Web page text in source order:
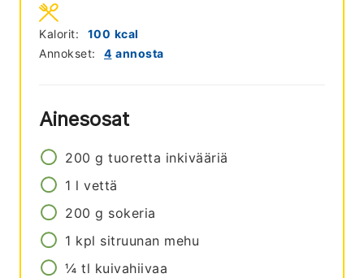
Annokset: 4 annosta
Kalorit: 100 kcal
Ainesosat
200 g tuoretta inkivääriä
1 l vettä
200 g sokeria
1 kpl sitruunan mehu
¼ tl kuivahiivaa